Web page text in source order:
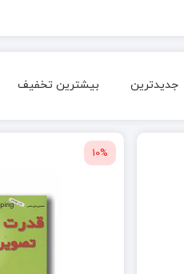
جدیدترین بیشترین تخفیف
10%